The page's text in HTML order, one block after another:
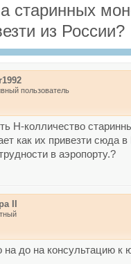
старинных
из России?
пользователь
Н-колличество
как их привезти сюда
в аэропорту.?
II
на до на консультацию к